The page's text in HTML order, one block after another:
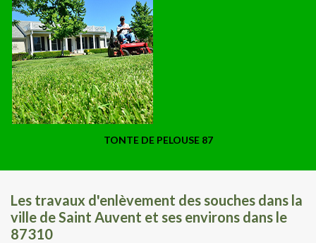
TONTE DE PELOUSE 87
Les travaux d'enlèvement des souches dans la
ville de Saint Auvent et ses environs dans le
87310